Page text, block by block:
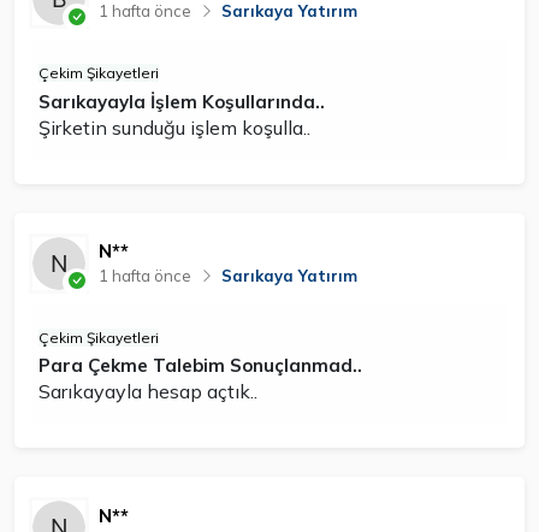
1 hafta önce Sarıkaya Yatırım
Çekim Şikayetleri
Sarıkayayla İşlem Koşullarında..
Şirketin sunduğu işlem koşulla..
N**
1 hafta önce Sarıkaya Yatırım
Çekim Şikayetleri
Para Çekme Talebim Sonuçlanmad..
Sarıkayayla hesap açtık..
N**